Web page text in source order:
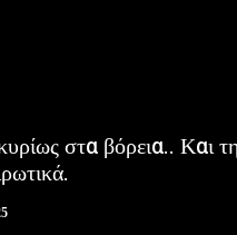
στα βόρεια.. Και